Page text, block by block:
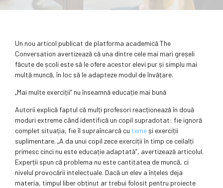
Un nou articol publicat de platforma academică The
Conversation avertizează că una dintre cele mai mari greșeli
făcute de școli este să le ofere acestor elevi pur și simplu mai
multă muncă, în loc să le adapteze modul de învățare.
„Mai multe exerciții” nu înseamnă educație mai bună
Autorii explică faptul că mulți profesori reacționează în două
moduri extreme când identifică un copil supradotat: fie ignoră
complet situația, fie îl supraîncarcă cu temeși exerciții
suplimentare. „A da unui copil zece exerciții în timp ce ceilalți
primesc cinci nu este educație adaptată”, avertizează articolul.
Experții spun că problema nu este cantitatea de muncă, ci
nivelul provocării intelectuale. Dacă un elev a înțeles deja
materia, timpul liber obținut ar trebui folosit pentru proiecte